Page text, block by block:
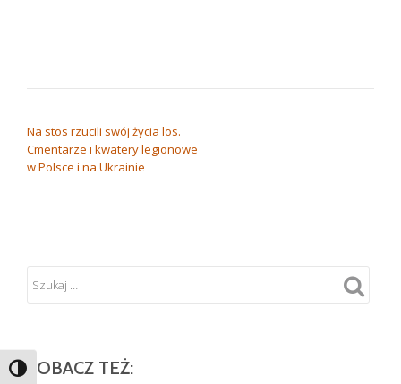
TOGGLE HIGH CONTRAST
Na stos rzucili swój życia los.
Cmentarze i kwatery legionowe
w Polsce i na Ukrainie
ZOBACZ TEŻ: